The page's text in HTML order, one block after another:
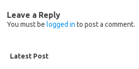
Leave a Reply
You must be logged in to post a comment.
Latest Post